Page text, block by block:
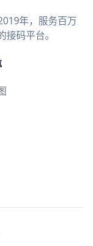
年，服务百万
码平台。